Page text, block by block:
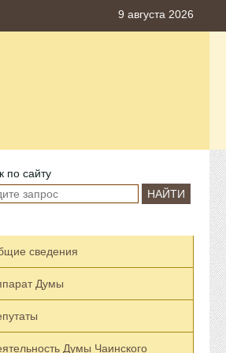
9 августа 2026
по сайту
НАЙТИ
сведения
Думы
Думы Чаинского